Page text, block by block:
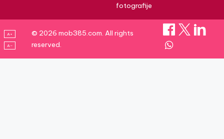
fotografije
A+
A–
© 2026 mob385.com. All rights
reserved.